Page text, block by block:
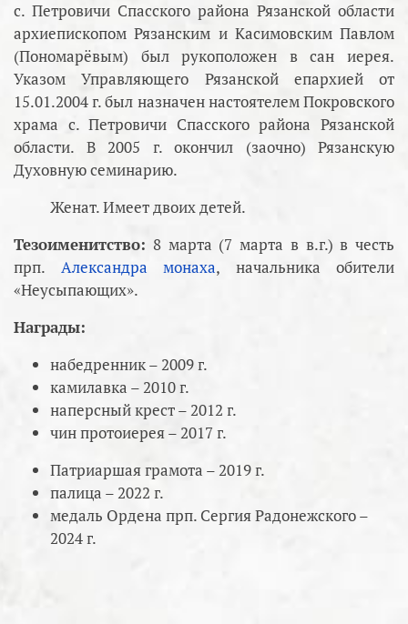
с. Петровичи Спасского района Рязанской области
архиепископом Рязанским и Касимовским Павлом
(Пономарёвым) был рукоположен в сан иерея.
Указом Управляющего Рязанской епархией от
15.01.2004 г. был назначен настоятелем Покровского
храма с. Петровичи Спасского района Рязанской
области. В 2005 г. окончил (заочно) Рязанскую
Духовную семинарию.
Женат. Имеет двоих детей.
Тезоименитство: 8 марта (7 марта в в.г.) в честь
прп. Александра монаха, начальника обители
«Неусыпающих».
Награды:
набедренник – 2009 г.
камилавка – 2010 г.
наперсный крест – 2012 г.
чин протоиерея – 2017 г.
Патриаршая грамота – 2019 г.
палица – 2022 г.
медаль Ордена прп. Сергия Радонежского –
2024 г.